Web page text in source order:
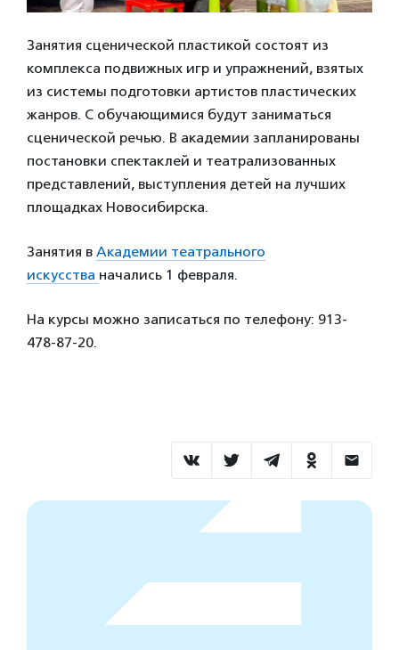
Занятия сценической пластикой состоят из
комплекса подвижных игр и упражнений, взятых
из системы подготовки артистов пластических
жанров. С обучающимися будут заниматься
сценической речью. В академии запланированы
постановки спектаклей и театрализованных
представлений, выступления детей на лучших
площадках Новосибирска.
Занятия в Академии театрального
искусства начались 1 февраля.
На курсы можно записаться по телефону: 913-
478-87-20.